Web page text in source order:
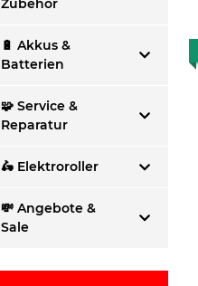
Zubehör
🔋 Akkus &
Batterien
🧩 Service &
Reparatur
🛵 Elektroroller
💸 Angebote &
Sale